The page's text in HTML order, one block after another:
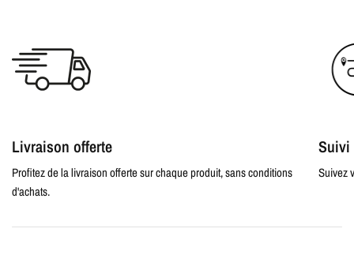
Livraison offerte
Profitez de la livraison offerte sur chaque produit, sans conditions
d'achats.
Suivi
Suivez